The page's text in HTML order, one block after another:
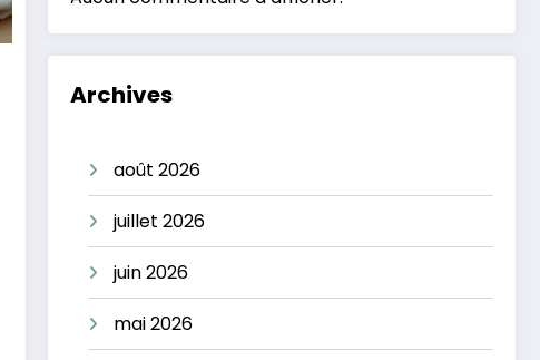
Archives
août 2026
juillet 2026
juin 2026
mai 2026